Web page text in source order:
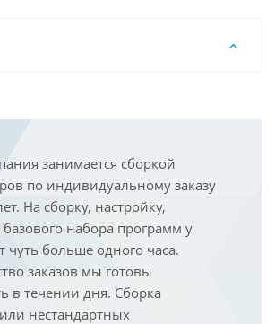
занимается сборкой
по индивидуальному заказу
На сборку, настройку,
базового набора программ у
чуть больше одного часа.
заказов мы готовы
в течении дня. Сборка
нестандартных